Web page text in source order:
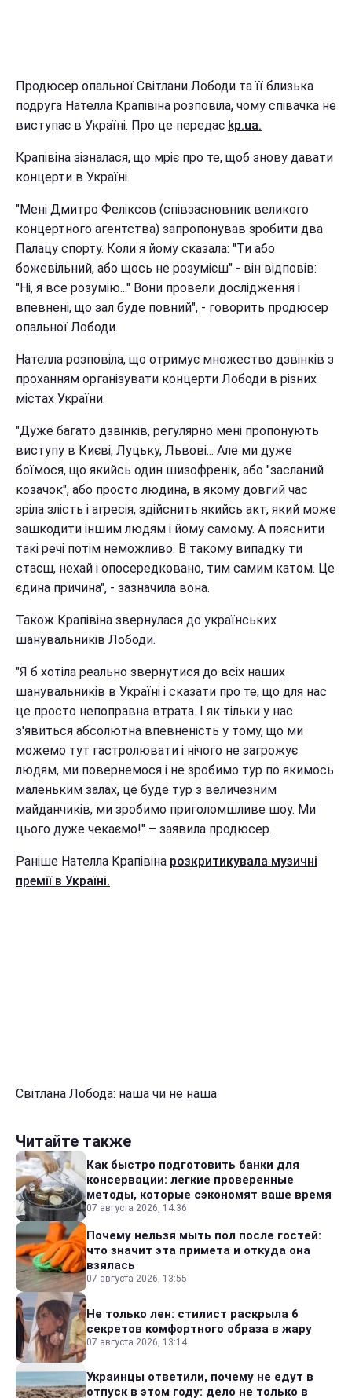
Продюсер опальної Світлани Лободи та її близька
подруга Нателла Крапівіна розповіла, чому співачка не
виступає в Україні. Про це передає kp.ua.
Крапівіна зізналася, що мріє про те, щоб знову давати
концерти в Україні.
"Мені Дмитро Феліксов (співзасновник великого
концертного агентства) запропонував зробити два
Палацу спорту. Коли я йому сказала: "Ти або
божевільний, або щось не розумієш" - він відповів:
"Ні, я все розумію..." Вони провели дослідження і
впевнені, що зал буде повний", - говорить продюсер
опальної Лободи.
Нателла розповіла, що отримує множество дзвінків з
проханням організувати концерти Лободи в різних
містах України.
"Дуже багато дзвінків, регулярно мені пропонують
виступу в Києві, Луцьку, Львові... Але ми дуже
боїмося, що якийсь один шизофренік, або "засланий
козачок", або просто людина, в якому довгий час
зріла злість і агресія, здійснить якийсь акт, який може
зашкодити іншим людям і йому самому. А пояснити
такі речі потім неможливо. В такому випадку ти
стаєш, нехай і опосередковано, тим самим катом. Це
єдина причина", - зазначила вона.
Також Крапівіна звернулася до українських
шанувальників Лободи.
"Я б хотіла реально звернутися до всіх наших
шанувальників в Україні і сказати про те, що для нас
це просто непоправна втрата. І як тільки у нас
з'явиться абсолютна впевненість у тому, що ми
можемо тут гастролювати і нічого не загрожує
людям, ми повернемося і не зробимо тур по якимось
маленьким залах, це буде тур з величезним
майданчиків, ми зробимо приголомшливе шоу. Ми
цього дуже чекаємо!" – заявила продюсер.
Раніше Нателла Крапівіна розкритикувала музичні
премії в Україні.
Світлана Лобода: наша чи не наша
Читайте также
Как быстро подготовить банки для
консервации: легкие проверенные
методы, которые сэкономят ваше время
07 августа 2026, 14:36
Почему нельзя мыть пол после гостей:
что значит эта примета и откуда она
взялась
07 августа 2026, 13:55
Не только лен: стилист раскрыла 6
секретов комфортного образа в жару
07 августа 2026, 13:14
Украинцы ответили, почему не едут в
отпуск в этом году: дело не только в